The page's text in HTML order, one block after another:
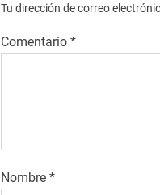
Tu dirección de correo
Comentario *
Nombre *